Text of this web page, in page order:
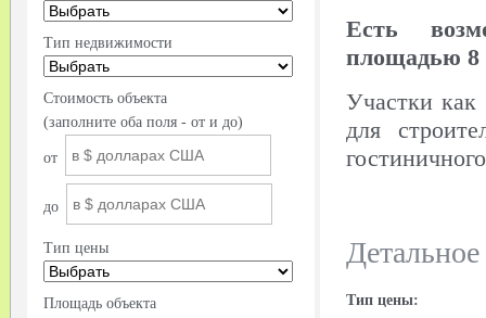
Тип недвижимости
Стоимость объекта
(заполните оба поля - от и до)
от
до
Тип цены
Площадь объекта
Есть
площадью 8
Участки как
для
Тип цены: